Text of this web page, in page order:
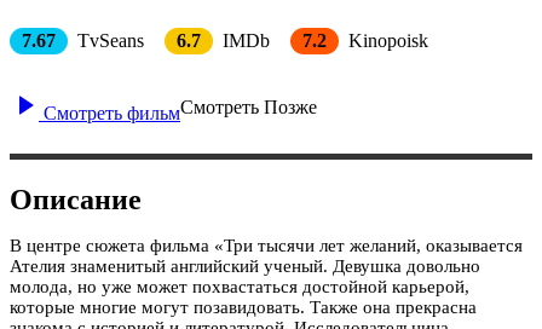
7.67 TvSeans 6.7 IMDb 7.2 Kinopoisk
Смотреть фильмСмотреть Позже
Описание
В центре сюжета фильма «Три тысячи лет желаний, оказывается
Ателия знаменитый английский ученый. Девушка довольно
молода, но уже может похвастаться достойной карьерой,
которые многие могут позавидовать. Также она прекрасна